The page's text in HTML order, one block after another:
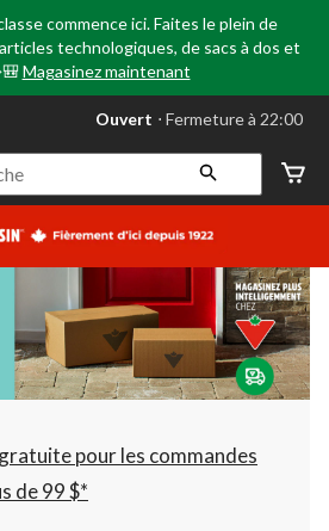
commence ici. Faites le plein de
technologiques, de sacs à dos et
Magasinez maintenant
votre
préféré
Leduc,
AB,
courament
Fermeture
à
22:00
cliquer
pour
changer
Ouvert ⋅ Fermeture à 22:00
pour les commandes
de 99 $*